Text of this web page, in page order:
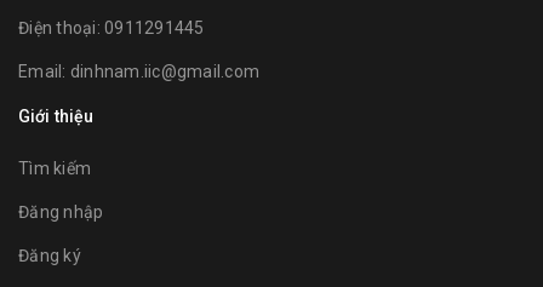
Điện thoại: 0911291445
Email: dinhnam.iic@gmail.com
Giới thiệu
Tìm kiếm
Đăng nhập
Đăng ký